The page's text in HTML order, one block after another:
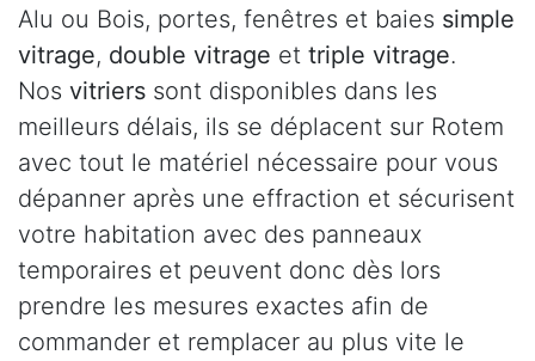
Alu ou Bois, portes, fenêtres et baies simple
vitrage, double vitrage et triple vitrage.
Nos vitriers sont disponibles dans les
meilleurs délais, ils se déplacent sur Rotem
avec tout le matériel nécessaire pour vous
dépanner après une effraction et sécurisent
votre habitation avec des panneaux
temporaires et peuvent donc dès lors
prendre les mesures exactes afin de
commander et remplacer au plus vite le